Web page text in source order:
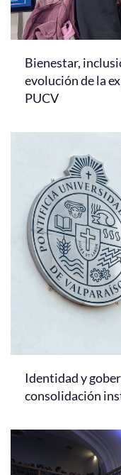
Bienestar,
evolución de la
PUCV
Identidad y
consolidación